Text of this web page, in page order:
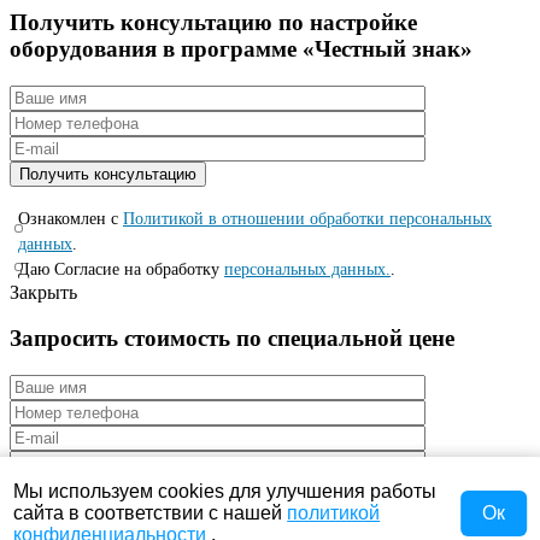
Мы используем cookies для улучшения работы
сайта в соответствии с нашей политикой
конфиденциальности .
Ок
Получить консультацию по настройке
оборудования в программе «Честный знак»
Ознакомлен с Политикой в отношении обработки персональных
данных
Даю Согласие на обработку персональных данных.
Закрыть
Запросить стоимость по специальной цене
Ознакомлен сПолитикой в отношении обработки персональных